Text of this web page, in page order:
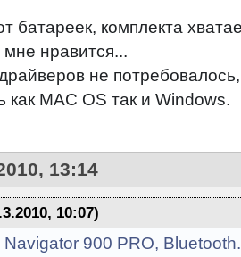
батареек, комплекта
нравится...
не
как MAC OS так и Windows.
13:14
10:07)
900 PRO,